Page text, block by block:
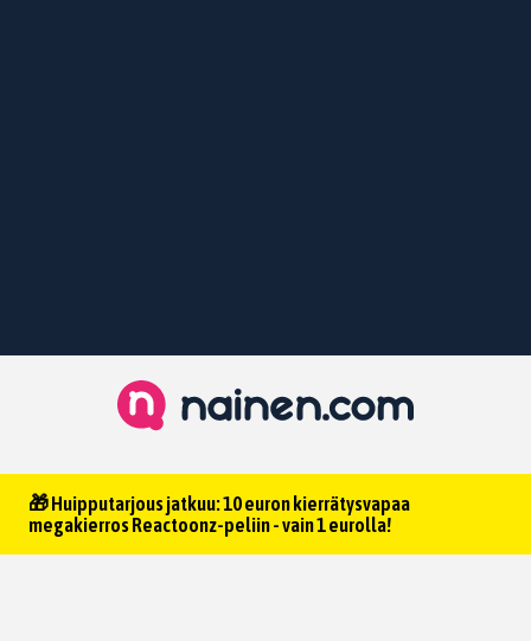
🎁 Huipputarjous jatkuu: 10 euron kierrätysvapaa
megakierros Reactoonz-peliin - vain 1 eurolla!